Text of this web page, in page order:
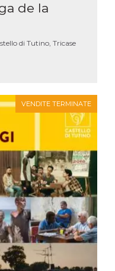
de la
di Tutino, Tricase
VENDITE TERMINATE